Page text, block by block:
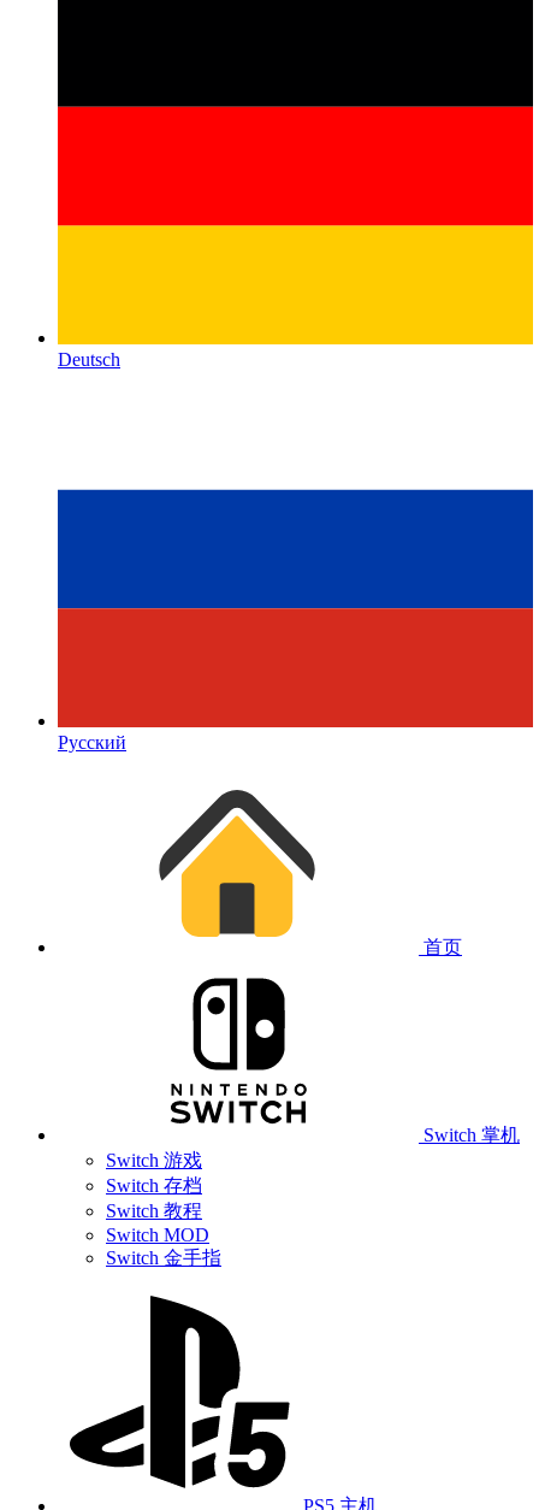
Deutsch
Русский
首页
Switch 掌机
Switch 游戏
Switch 存档
Switch 教程
Switch MOD
Switch 金手指